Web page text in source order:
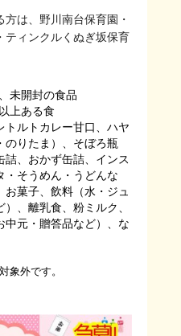
は、野川南台保育園・
ティンクルくぬぎ坂保育
未開封の食品
上ある食
ルトカレー甘口、ハヤ
のりたま）、そぼろ瓶
、おかず缶詰、インス
・そうめん・うどんな
お菓子、飲料（水・ジュ
、離乳食、 粉ミルク、
中元・贈答品など）、な
象外です。